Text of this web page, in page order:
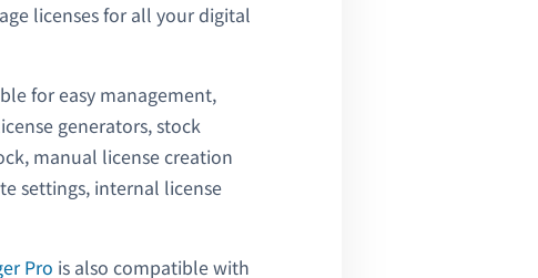
licenses for all your digital
for easy management,
generators, stock
manual license creation
settings, internal license
Pro is also compatible with